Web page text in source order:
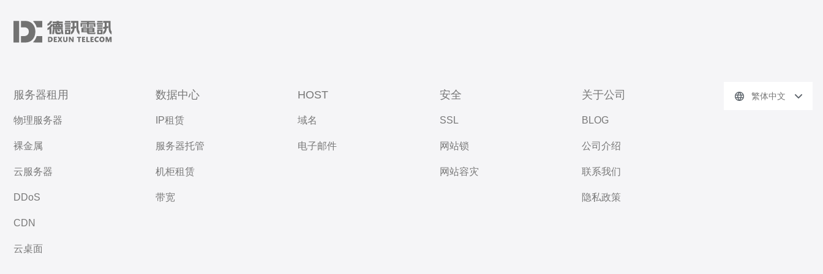
服务器租用
物理服务器
裸金属
云服务器
DDoS
CDN
云桌面
数据中心
IP租赁
服务器托管
机柜租赁
带宽
HOST
域名
电子邮件
安全
SSL
网站锁
网站容灾
关于公司
BLOG
公司介绍
联系我们
隐私政策
繁体中文